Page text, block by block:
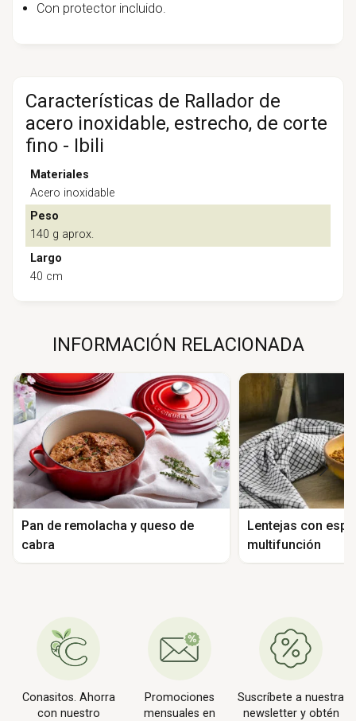
Con protector incluido.
Características de Rallador de
acero inoxidable, estrecho, de corte
fino - Ibili
Materiales
Acero inoxidable
Peso
140 g aprox.
Largo
40 cm
INFORMACIÓN RELACIONADA
Pan de remolacha y queso de
cabra
Lentejas con
multifunción
Conasitos. Ahorra
con nuestro
Promociones
mensuales en
Suscríbete a nuestra
newsletter y obtén